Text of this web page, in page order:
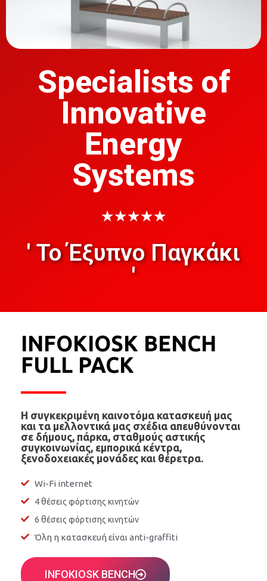
Specialists of
Innovative
Energy
Systems
★★★★★
' Το Έξυπνο Παγκάκι
'
INFOKIOSK BENCH
FULL PACK
Η συγκεκριμένη καινοτόμα κατασκευή μας
και τα μελλοντικά μας σχέδια απευθύνονται
σε δήμους, πάρκα, σταθμούς αστικής
συγκοινωνίας, εμπορικά κέντρα,
ξενοδοχειακές μονάδες και θέρετρα.
Wi-Fi internet
4 θέσεις φόρτισης κινητών
6 θέσεις φόρτισης κινητών
Όλη η κατασκευή είναι anti-graffiti
INFOKIOSK BENCH